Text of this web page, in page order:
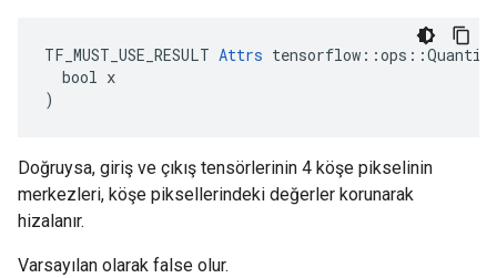
TF_MUST_USE_RESULT Attrs
  bool x
)
Doğruysa, giriş ve çıkış tensörlerinin 4 köşe pikselinin
merkezleri, köşe piksellerindeki değerler korunarak
hizalanır.
Varsayılan olarak false olur.